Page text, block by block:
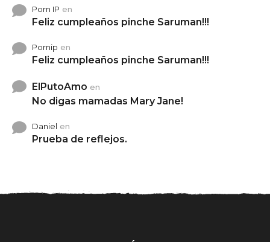
Porn IP en
Feliz cumpleaños pinche Saruman!!!
Pornip en
Feliz cumpleaños pinche Saruman!!!
ElPutoAmo en
No digas mamadas Mary Jane!
Daniel en
Prueba de reflejos.